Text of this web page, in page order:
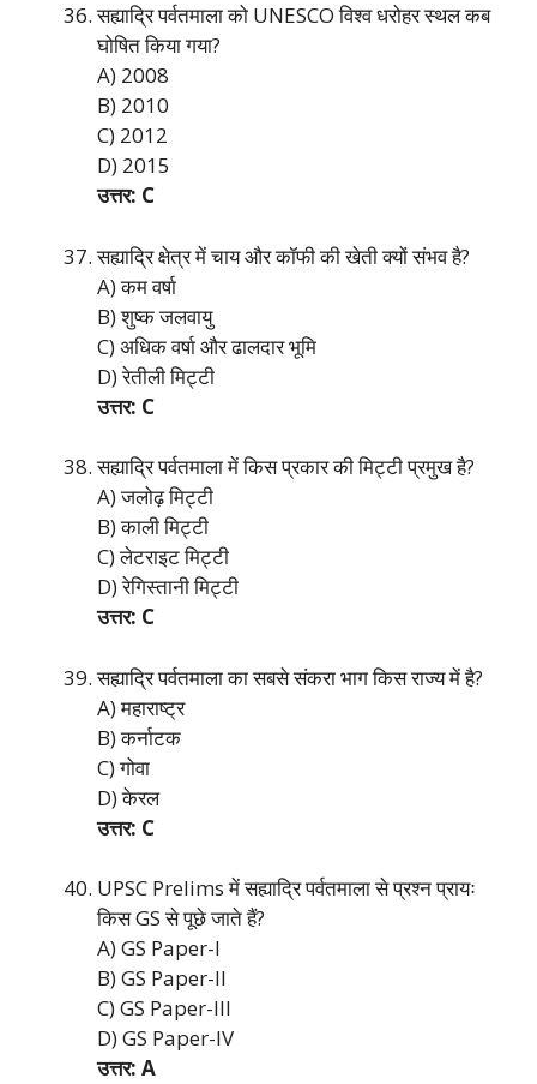
सह्याद्रि पर्वतमाला को UNESCO विश्व धरोहर स्थल कब
घोषित किया गया?
A) 2008
B) 2010
C) 2012
D) 2015
उत्तर: C
सह्याद्रि क्षेत्र में चाय और कॉफी की खेती क्यों संभव है?
A) कम वर्षा
B) शुष्क जलवायु
C) अधिक वर्षा और ढालदार भूमि
D) रेतीली मिट्टी
उत्तर: C
सह्याद्रि पर्वतमाला में किस प्रकार की मिट्टी प्रमुख है?
A) जलोढ़ मिट्टी
B) काली मिट्टी
C) लेटराइट मिट्टी
D) रेगिस्तानी मिट्टी
उत्तर: C
सह्याद्रि पर्वतमाला का सबसे संकरा भाग किस राज्य में है?
A) महाराष्ट्र
B) कर्नाटक
C) गोवा
D) केरल
उत्तर: C
UPSC Prelims में सह्याद्रि पर्वतमाला से प्रश्न प्रायः
किस GS से पूछे जाते हैं?
A) GS Paper-I
B) GS Paper-II
C) GS Paper-III
D) GS Paper-IV
उत्तर: A